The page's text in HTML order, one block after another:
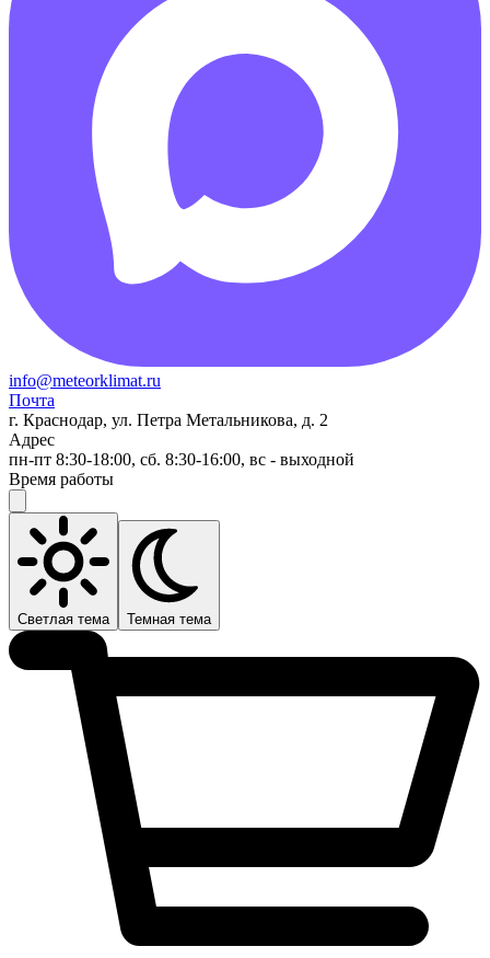
info@meteorklimat.ru
Почта
г. Краснодар, ул. Петра Метальникова, д. 2
Адрес
пн-пт 8:30-18:00, сб. 8:30-16:00, вс - выходной
Время работы
Светлая тема Темная тема